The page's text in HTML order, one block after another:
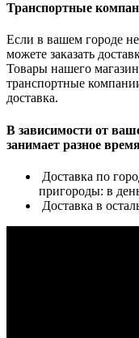
Транспортные
Если в вашем городе
можете заказать
Товары нашего
транспортные
доставка.
В зависимости от
занимает разное
Доставка по
пригороды: в
Доставка в